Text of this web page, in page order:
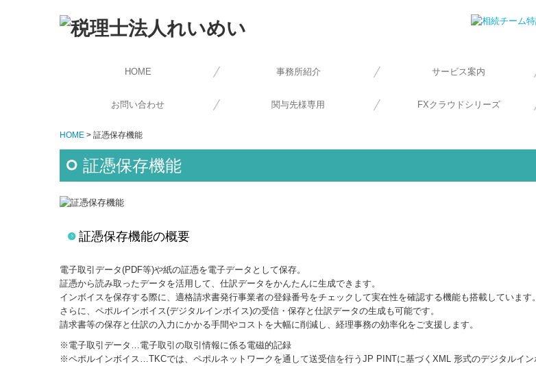
HOME 事務所紹介
メッセージ
事務所沿革
経営理念
代表社員紹介
交通案内
サービス案内
お問い合わせ 関与先様専用 FXクラウドシリーズ
HOME 証憑保存機能
証憑保存機能
証憑保存機能の概要
電子取引データ(PDF等)や紙の証憑を電子データとして保存。
証憑から読み取ったデータを活用して、仕訳データをかんたんに生成できます。
インボイスを保存する際に、適格請求書発行事業者の登録番号をチェックして実在性を確認する機能も搭載しています。
さらに、ペポルインボイス(デジタルインボイス)の受信・保存と仕訳データの生成も可能です。
請求書等の保存と仕訳の入力にかかる手間やコストを大幅に削減し、経理事務の効率化をご支援します。
※電子取引データ…電子取引の取引情報に係る電磁的記録
※ペポルインボイス…TKCでは、ペポルネットワークを通して送受信を行うJP PINTに基づくXML 形式のデジタルイン